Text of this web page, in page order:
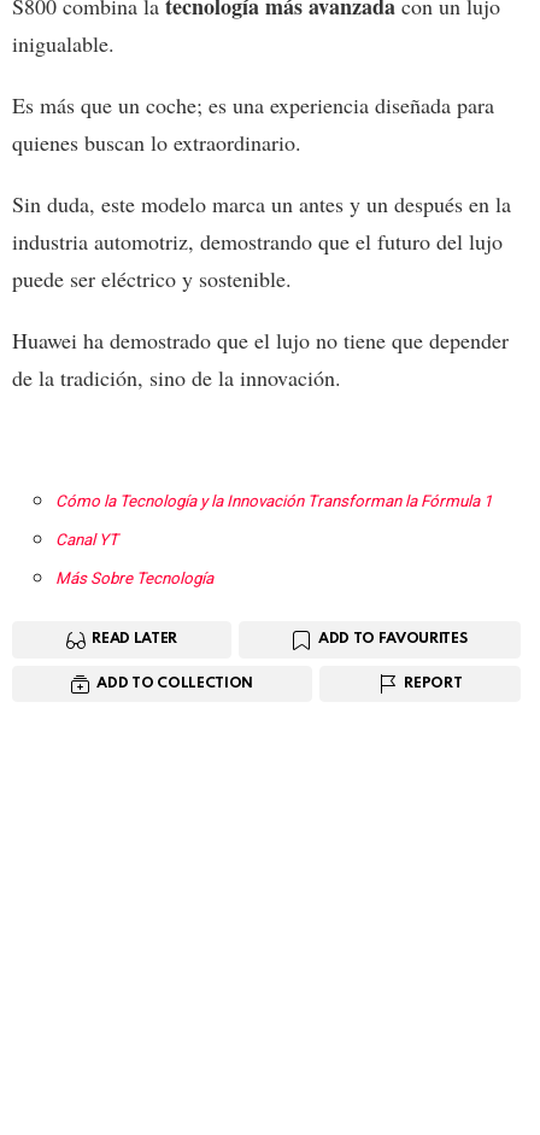
S800 combina la tecnología más avanzada con un lujo
inigualable.
Es más que un coche; es una experiencia diseñada para
quienes buscan lo extraordinario.
Sin duda, este modelo marca un antes y un después en la
industria automotriz, demostrando que el futuro del lujo
puede ser eléctrico y sostenible.
Huawei ha demostrado que el lujo no tiene que depender
de la tradición, sino de la innovación.
Cómo la Tecnología y la Innovación Transforman la Fórmula 1
Canal YT
Más Sobre Tecnología
READ LATER ADD TO FAVOURITES
ADD TO COLLECTION REPORT